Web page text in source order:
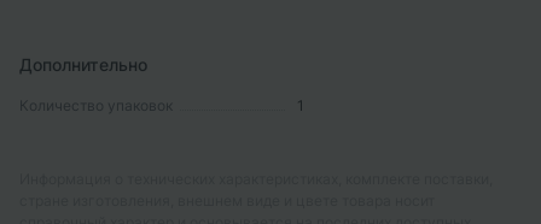
Дополнительно
Количество упаковок 1